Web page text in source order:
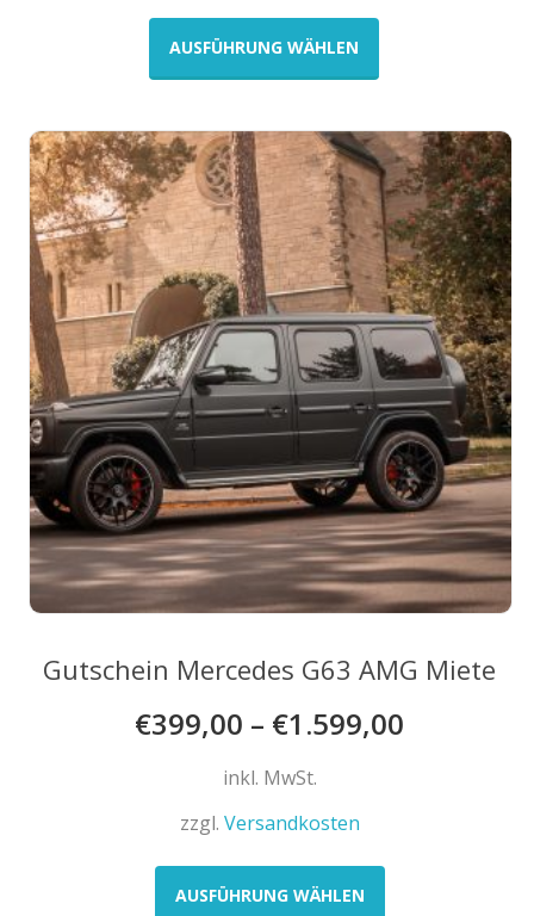
AUSFÜHRUNG WÄHLEN
Dieses
auf.
Die
Optionen
können
auf
der
Produktseite
gewählt
werden
Gutschein Mercedes G63 AMG Miete
€399,00 – €1.599,00
inkl. MwSt.
zzgl. Versandkosten
AUSFÜHRUNG WÄHLEN
Dieses